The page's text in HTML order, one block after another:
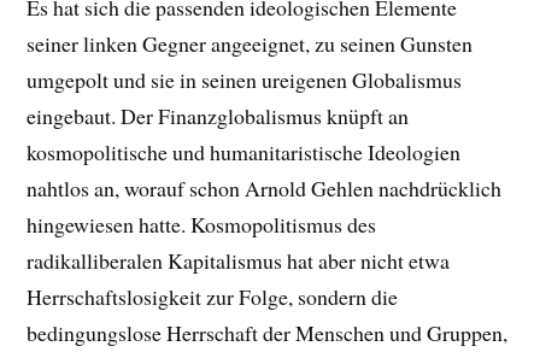
Es hat sich die passenden ideologischen Elemente
seiner linken Gegner angeeignet, zu seinen Gunsten
umgepolt und sie in seinen ureigenen Globalismus
eingebaut. Der Finanzglobalismus knüpft an
kosmopolitische und humanitaristische Ideologien
nahtlos an, worauf schon Arnold Gehlen nachdrücklich
hingewiesen hatte. Kosmopolitismus des
radikalliberalen Kapitalismus hat aber nicht etwa
Herrschaftslosigkeit zur Folge, sondern die
bedingungslose Herrschaft der Menschen und Gruppen,